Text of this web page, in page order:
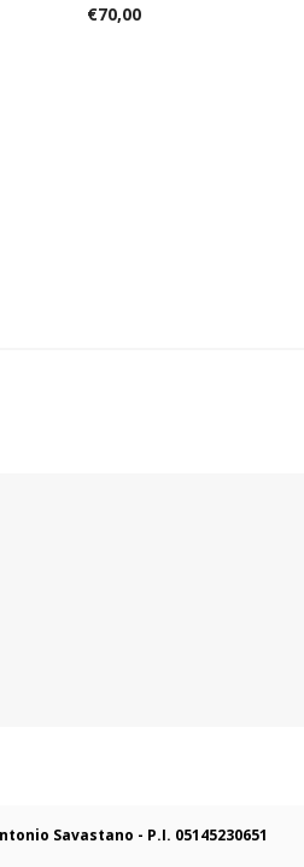
€70,00
Savastano - P.I. 05145230651